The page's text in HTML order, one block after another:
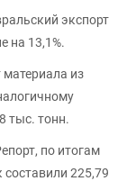
экспорт
на 13,1%.
материала из
тыс. тонн.
по итогам
225,79